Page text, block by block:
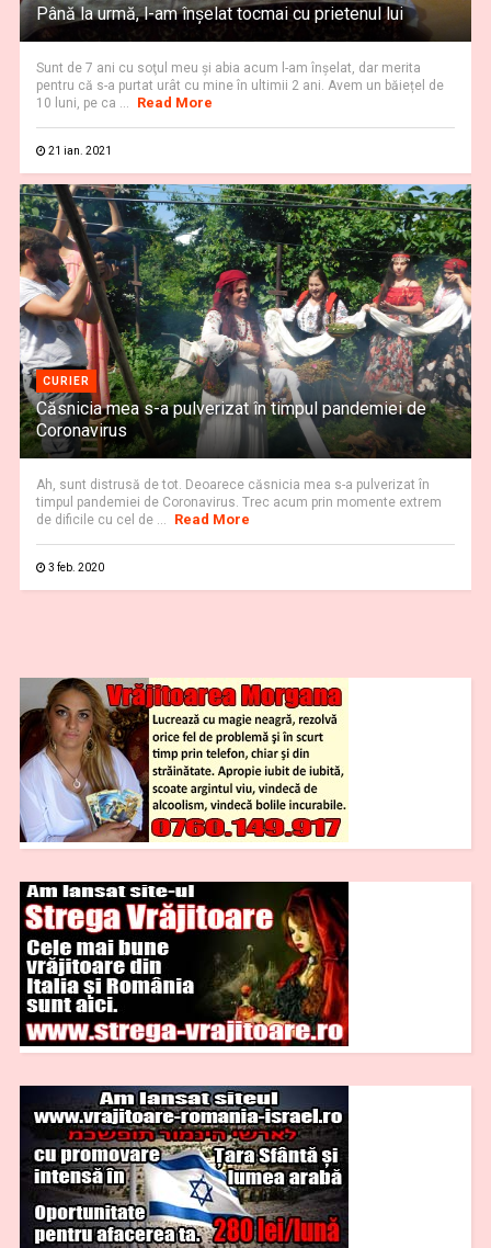
Până la urmă, l-am înșelat tocmai cu prietenul lui
Sunt de 7 ani cu soţul meu şi abia acum l-am înşelat, dar merita
pentru că s-a purtat urât cu mine în ultimii 2 ani. Avem un băiețel de
10 luni, pe ca ...
Read More
21 ian. 2021
CURIER
Căsnicia mea s-a pulverizat în timpul pandemiei de
Coronavirus
Ah, sunt distrusă de tot. Deoarece căsnicia mea s-a pulverizat în
timpul pandemiei de Coronavirus. Trec acum prin momente extrem
de dificile cu cel de ...
Read More
3 feb. 2020